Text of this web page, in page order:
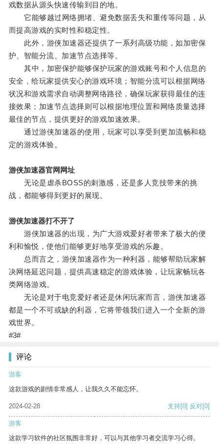
戏数据从源头快速传输到目的地。
它能够越过网络拥堵、避免数据丢失和重传等问题，从
而提高游戏的实时性和稳定性。
此外，游侠加速器还提供了一系列高级功能，如加密保
护、智能分流、加速节点选择等。
其中，加密保护能够保护玩家的游戏账号和个人信息的
安全，给玩家提供安心的游戏环境；智能分流可以根据网络
状况和游戏需求自动调整网络路径，确保玩家获得最佳的连
接效果；加速节点选择则可以根据地理位置和网络质量选择
最佳的节点，提供更好的游戏加速效果。
通过游侠加速器的使用，玩家可以享受到更加流畅和稳
定的游戏体验。
游侠加速器官网网址
无论是虐杀BOSS的刺激感，还是多人竞技带来的挑
战，都能够得到更好的展现。
游侠加速器打不开了
游侠加速器的出现，为广大游戏爱好者带来了极大的便
利和愉悦，使他们能够更好地享受游戏的乐趣。
总而言之，游侠加速器作为一种利器，能够帮助玩家解
决网络延迟问题，提供高速稳定的游戏体验，让玩家畅玩各
类网络游戏。
无论是对于电竞爱好者还是休闲玩家而言，游侠加速器
都是一个不可或缺的利器，它将带领我们进入一个全新的游
戏世界。
#3#
评论
游客
这款游戏的剧情非常感人，让我久久不能忘怀。
2024-02-28 支持[0] 反对[0]
游客
这款学习软件的社区氛围非常好，可以与其他学习者交流学习心得。